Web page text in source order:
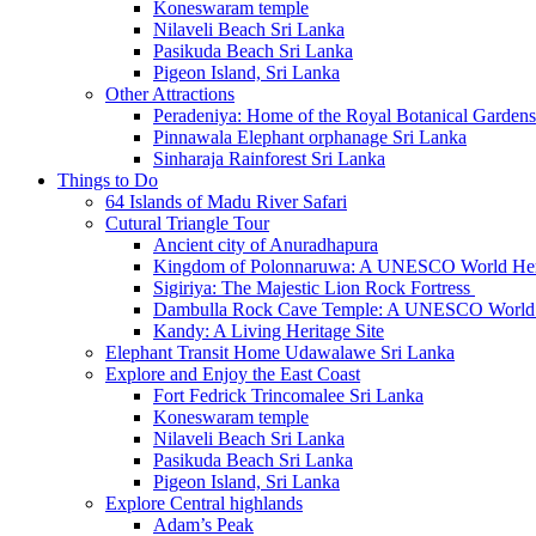
Koneswaram temple
Nilaveli Beach Sri Lanka
Pasikuda Beach Sri Lanka
Pigeon Island, Sri Lanka
Other Attractions
Peradeniya: Home of the Royal Botanical Gardens
Pinnawala Elephant orphanage Sri Lanka
Sinharaja Rainforest Sri Lanka
Things to Do
64 Islands of Madu River Safari
Cutural Triangle Tour
Ancient city of Anuradhapura
Kingdom of Polonnaruwa: A UNESCO World
Sigiriya: The Majestic Lion Rock Fortress
Dambulla Rock Cave Temple: A UNESCO
Kandy: A Living Heritage Site
Elephant Transit Home Udawalawe Sri Lanka
Explore and Enjoy the East Coast
Fort Fedrick Trincomalee Sri Lanka
Koneswaram temple
Nilaveli Beach Sri Lanka
Pasikuda Beach Sri Lanka
Pigeon Island, Sri Lanka
Explore Central highlands
Adam’s Peak